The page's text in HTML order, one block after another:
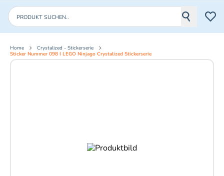
Produkte suchen
Home
Crystalized - Stickerserie
Sticker Nummer 098 I LEGO Ninjago Crystalized Stickerserie